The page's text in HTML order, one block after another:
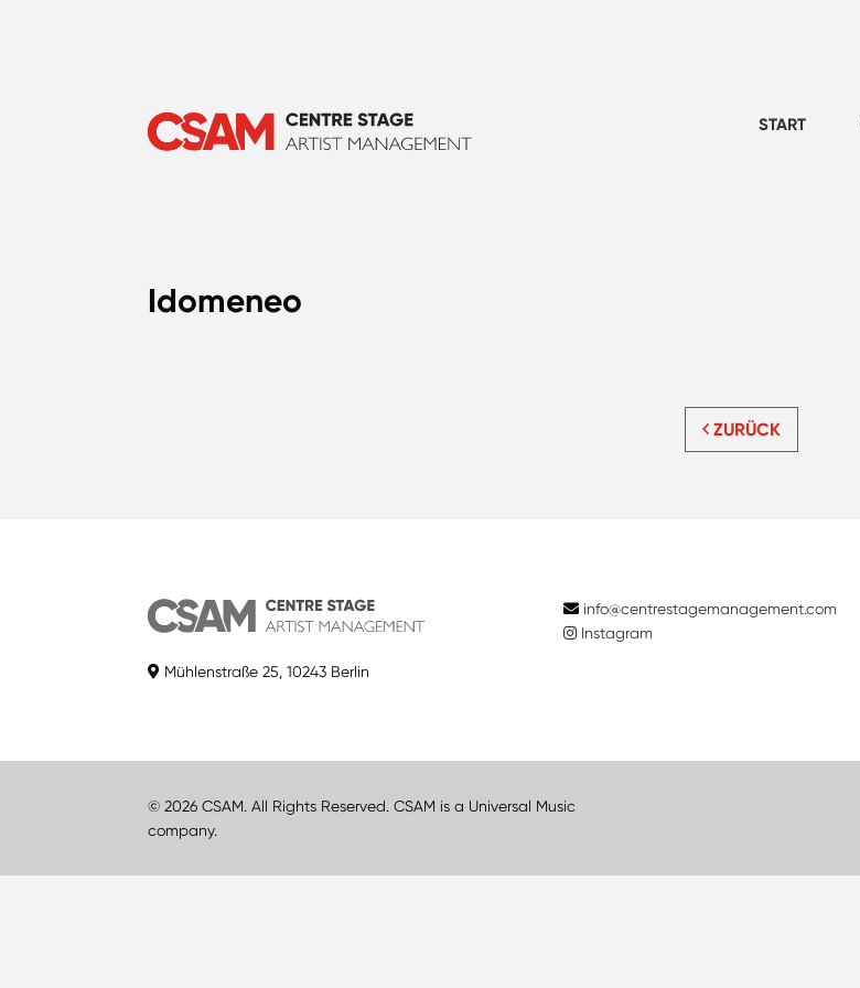
START
Idomeneo
ZURÜCK
Mühlenstraße 25, 10243 Berlin
info@centrestagemanagement.com
Instagram
© 2026 CSAM. All Rights Reserved. CSAM is a Universal Music
company.